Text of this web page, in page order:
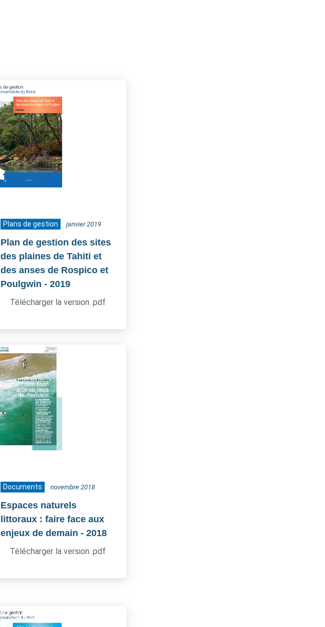
Plans de gestion janvier 2019
Plan de gestion des sites
des plaines de Tahiti et
des anses de Rospico et
Poulgwin - 2019
Télécharger la version .pdf
Documents novembre 2018
Espaces naturels
littoraux : faire face aux
enjeux de demain - 2018
Télécharger la version .pdf